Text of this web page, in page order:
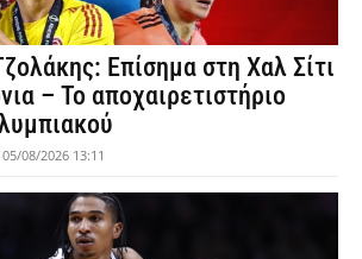
Επίσημα στη Χαλ Σίτι
– Το αποχαιρετιστήριο
05/08/2026 13:11